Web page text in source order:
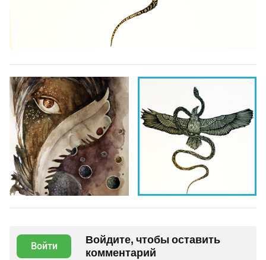
Войти
Войдите, чтобы оставить
комментарий